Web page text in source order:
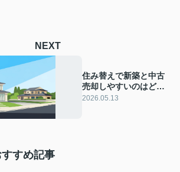
NEXT
住み替えで新築と中古
売却しやすいのはどっ
ち？将来の資産価値を
2026.05.13
すめ記事